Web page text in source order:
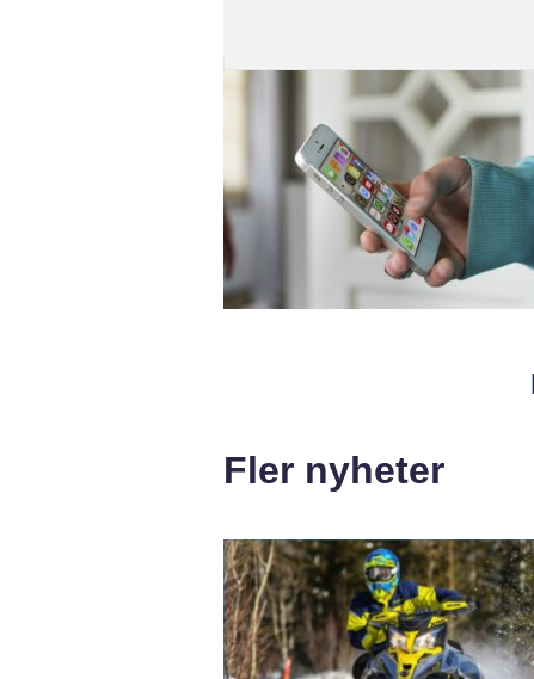
Fler nyheter